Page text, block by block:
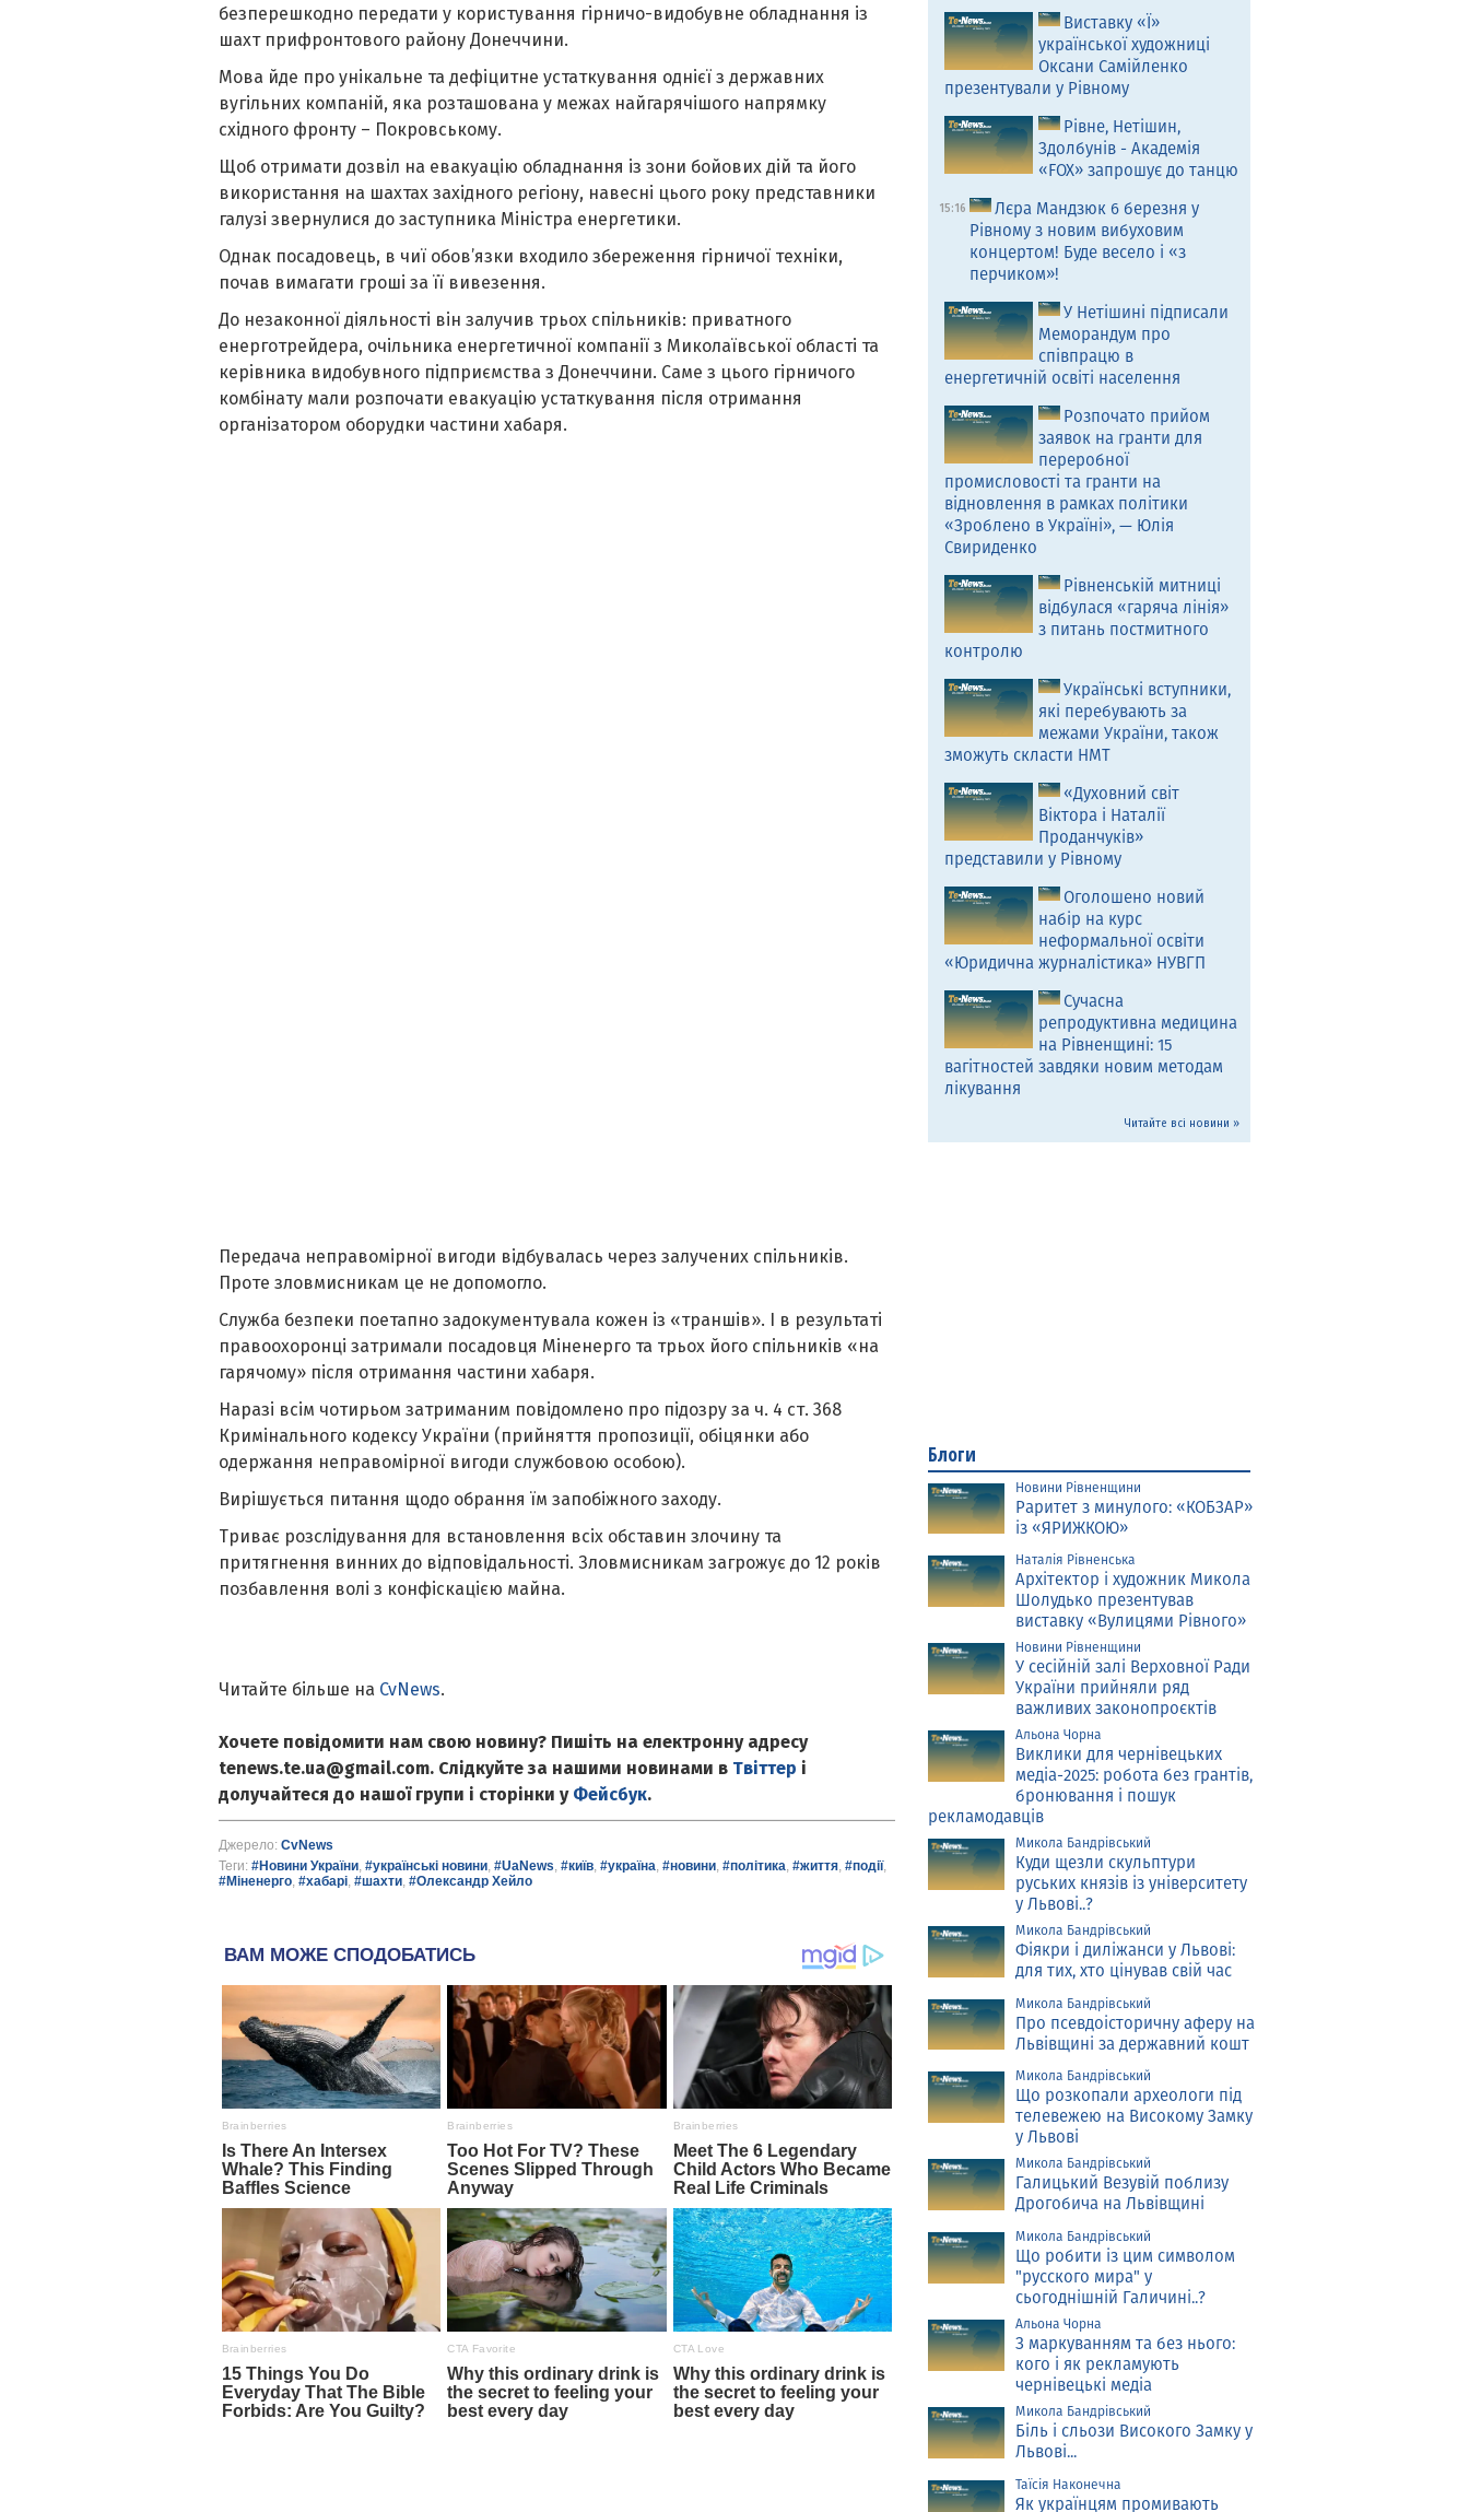
безперешкодно передати у користування гірничо-видобувне обладнання із
шахт прифронтового району Донеччини.
Мова йде про унікальне та дефіцитне устаткування однієї з державних
вугільних компаній, яка розташована у межах найгарячішого напрямку
східного фронту – Покровському.
Щоб отримати дозвіл на евакуацію обладнання із зони бойових дій та його
використання на шахтах західного регіону, навесні цього року представники
галузі звернулися до заступника Міністра енергетики.
Однак посадовець, в чиї обов’язки входило збереження гірничої техніки,
почав вимагати гроші за її вивезення.
До незаконної діяльності він залучив трьох спільників: приватного
енерготрейдера, очільника енергетичної компанії з Миколаївської області та
керівника видобувного підприємства з Донеччини. Саме з цього гірничого
комбінату мали розпочати евакуацію устаткування після отримання
організатором оборудки частини хабаря.
Передача неправомірної вигоди відбувалась через залучених спільників.
Проте зловмисникам це не допомогло.
Служба безпеки поетапно задокументувала кожен із «траншів». І в результаті
правоохоронці затримали посадовця Міненерго та трьох його спільників «на
гарячому» після отримання частини хабаря.
Наразі всім чотирьом затриманим повідомлено про підозру за ч. 4 ст. 368
Кримінального кодексу України (прийняття пропозиції, обіцянки або
одержання неправомірної вигоди службовою особою).
Вирішується питання щодо обрання їм запобіжного заходу.
Триває розслідування для встановлення всіх обставин злочину та
притягнення винних до відповідальності. Зловмисникам загрожує до 12 років
позбавлення волі з конфіскацією майна.
Читайте більше на CvNews.
Хочете повідомити нам свою новину? Пишіть на електронну адресу
tenews.te.ua@gmail.com. Слідкуйте за нашими новинами в Твіттер і
долучайтеся до нашої групи і сторінки у Фейсбук.
Джерело: CvNews
Теги: #Новини України, #українські новини, #UaNews, #київ, #україна, #новини, #політика, #життя, #події,
#Міненерго, #хабарі, #шахти, #Олександр Хейло
Виставку «Ї»
української художниці
Оксани Самійленко
презентували у Рівному
Рівне, Нетішин,
Здолбунів - Академія
«FOX» запрошує до танцю
15:16
Лєра Мандзюк 6 березня у
Рівному з новим вибуховим
концертом! Буде весело і «з
перчиком»!
У Нетішині підписали
Меморандум про
співпрацю в
енергетичній освіті населення
Розпочато прийом
заявок на гранти для
переробної
промисловості та гранти на
відновлення в рамках політики
«Зроблено в Україні», — Юлія
Свириденко
Рівненській митниці
відбулася «гаряча лінія»
з питань постмитного
контролю
Українські вступники,
які перебувають за
межами України, також
зможуть скласти НМТ
«Духовний світ
Віктора і Наталії
Проданчуків»
представили у Рівному
Оголошено новий
набір на курс
неформальної освіти
«Юридична журналістика» НУВГП
Сучасна
репродуктивна медицина
на Рівненщині: 15
вагітностей завдяки новим методам
лікування
Читайте всі новини »
Блоги
Новини Рівненщини
Раритет з минулого: «КОБЗАР»
із «ЯРИЖКОЮ»
Наталія Рівненська
Архітектор і художник Микола
Шолудько презентував
виставку «Вулицями Рівного»
Новини Рівненщини
У сесійній залі Верховної Ради
України прийняли ряд
важливих законопроєктів
Альона Чорна
Виклики для чернівецьких
медіа-2025: робота без грантів,
бронювання і пошук
рекламодавців
Микола Бандрівський
Куди щезли скульптури
руських князів із університету
у Львові..?
Микола Бандрівський
Фіякри і диліжанси у Львові:
для тих, хто цінував свій час
Микола Бандрівський
Про псевдоісторичну аферу на
Львівщині за державний кошт
Микола Бандрівський
Що розкопали археологи під
телевежею на Високому Замку
у Львові
Микола Бандрівський
Галицький Везувій поблизу
Дрогобича на Львівщині
Микола Бандрівський
Що робити із цим символом
"русского мира" у
сьогоднішній Галичині..?
Альона Чорна
З маркуванням та без нього:
кого і як рекламують
чернівецькі медіа
Микола Бандрівський
Біль і сльози Високого Замку у
Львові...
Таїсія Наконечна
Як українцям промивають